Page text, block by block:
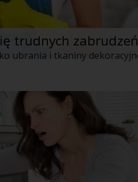
trudnych zabrudzeń